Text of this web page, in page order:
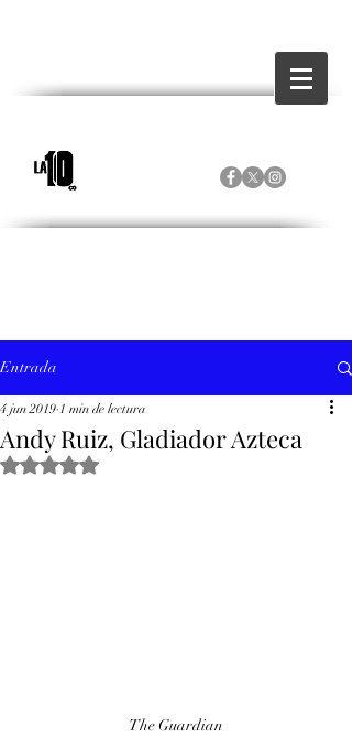
Entrada
Andy Ruiz, Gladiador Azteca
4 jun 2019 1 min de lectura
Obtuvo NaN de 5 estrellas.
The Guardian